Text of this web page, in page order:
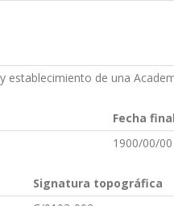
establecimiento de una
Fecha final
1900/00/00
Signatura topográfica